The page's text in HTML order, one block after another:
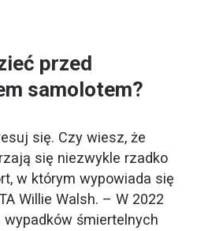
przed
samolotem?
się. Czy wiesz, że
się niezwykle rzadko
w którym wypowiada się
Willie Walsh. – W 2022
wypadków śmiertelnych